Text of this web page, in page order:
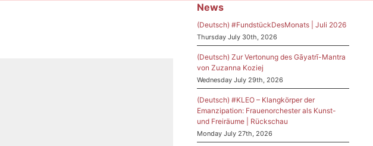
News
(Deutsch) #FundstückDesMonats | Juli 2026
Thursday July 30th, 2026
(Deutsch) Zur Vertonung des Gāyatrī-Mantra
von Zuzanna Koziej
Wednesday July 29th, 2026
(Deutsch) #KLEO – Klangkörper der
Emanzipation: Frauenorchester als Kunst-
und Freiräume | Rückschau
Monday July 27th, 2026